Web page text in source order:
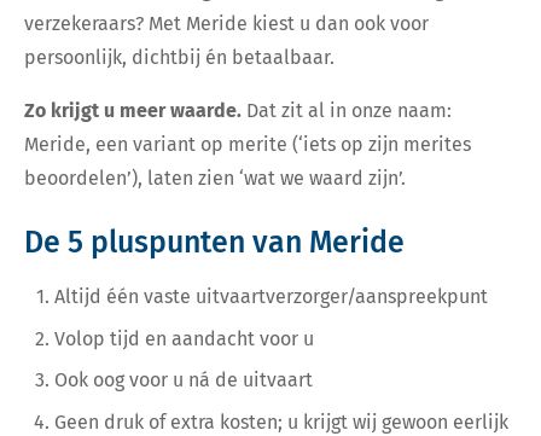
verzekeraars? Met Meride kiest u dan ook voor
persoonlijk, dichtbij én betaalbaar.
Zo krijgt u meer waarde. Dat zit al in onze naam:
Meride, een variant op merite (‘iets op zijn merites
beoordelen’), laten zien ‘wat we waard zijn’.
De 5 pluspunten van Meride
Altijd één vaste uitvaartverzorger/aanspreekpunt
Volop tijd en aandacht voor u
Ook oog voor u ná de uitvaart
Geen druk of extra kosten; u krijgt wij gewoon eerlijk